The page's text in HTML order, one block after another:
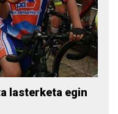
lasterketa egin